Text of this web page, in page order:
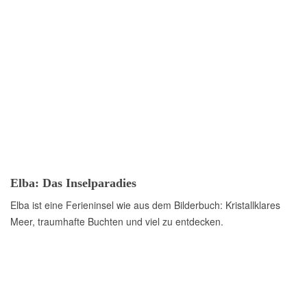
Elba: Das Inselparadies
Elba ist eine Ferieninsel wie aus dem Bilderbuch: Kristallklares
Meer, traumhafte Buchten und viel zu entdecken.